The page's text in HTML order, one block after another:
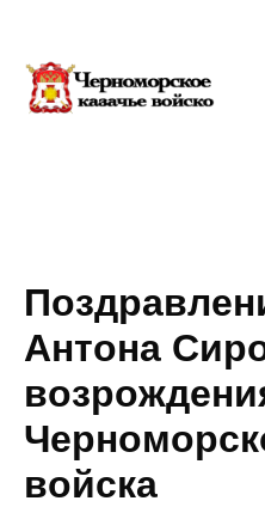
Антона
войска